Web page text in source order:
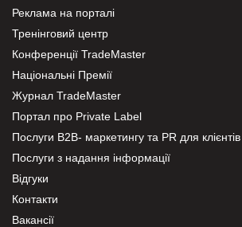
Реклама на порталі
Тренінговий центр
Конференції TradeMaster
Національні Премії
Журнал TradeMaster
Портал про Private Label
Послуги В2В- маркетингу та PR для клієнтів
Послуги з надання інформації
Відгуки
Контакти
Вакансії